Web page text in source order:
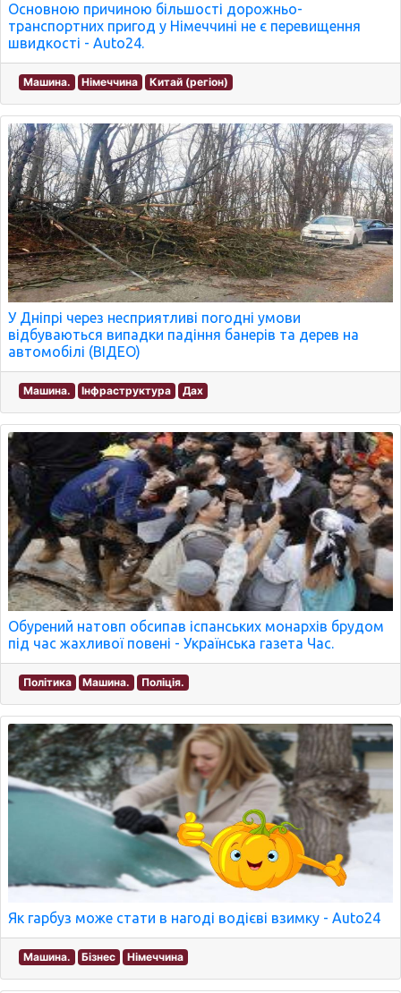
Основною причиною більшості дорожньо-
транспортних пригод у Німеччині не є перевищення
швидкості - Auto24.
Машина. Німеччина Китай (регіон)
У Дніпрі через несприятливі погодні умови
відбуваються випадки падіння банерів та дерев на
автомобілі (ВІДЕО)
Машина. Інфраструктура Дах
Обурений натовп обсипав іспанських монархів брудом
під час жахливої повені - Українська газета Час.
Політика Машина. Поліція.
Як гарбуз може стати в нагоді водієві взимку - Auto24
Машина. Бізнес Німеччина